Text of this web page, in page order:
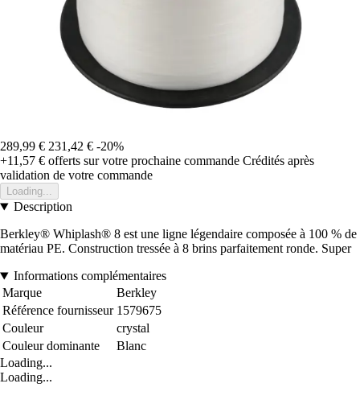
289,99 € 231,42 € -20%
+11,57 € offerts sur votre prochaine commande Crédités après
validation de votre commande
Loading...
Description
Berkley® Whiplash® 8 est une ligne légendaire composée à 100 % de
matériau PE. Construction tressée à 8 brins parfaitement ronde. Super
Informations complémentaires
Marque
Berkley
Référence fournisseur 1579675
Couleur
crystal
Couleur dominante
Blanc
Loading...
Loading...